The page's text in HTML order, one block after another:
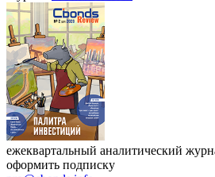
ежеквартальный аналитический
оформить подписку